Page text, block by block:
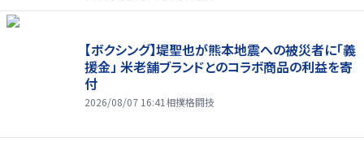
【ボクシング】堤聖也が熊本地震への被災者に「義
援金」 米老舗ブランドとのコラボ商品の利益を寄
付
2026/08/07 16:41 相撲格闘技